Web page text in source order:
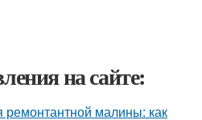
на сайте:
малины: как